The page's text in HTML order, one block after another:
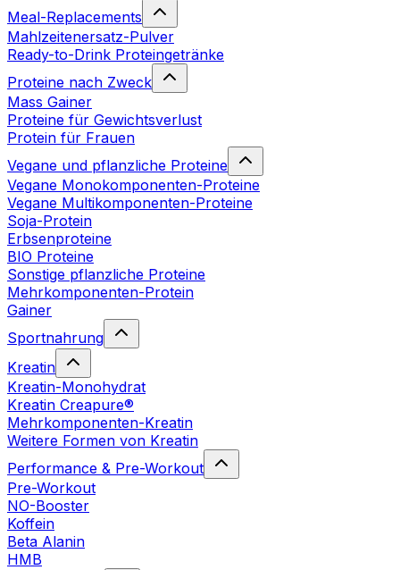
Meal-Replacements
Mahlzeitenersatz-Pulver
Ready-to-Drink Proteingetränke
Proteine nach Zweck
Mass Gainer
Proteine für Gewichtsverlust
Protein für Frauen
Vegane und pflanzliche Proteine
Vegane Monokomponenten-Proteine
Vegane Multikomponenten-Proteine
Soja-Protein
Erbsenproteine
BIO Proteine
Sonstige pflanzliche Proteine
Mehrkomponenten-Protein
Gainer
Sportnahrung
Kreatin
Kreatin-Monohydrat
Kreatin Creapure®
Mehrkomponenten-Kreatin
Weitere Formen von Kreatin
Performance & Pre-Workout
Pre-Workout
NO-Booster
Koffein
Beta Alanin
HMB